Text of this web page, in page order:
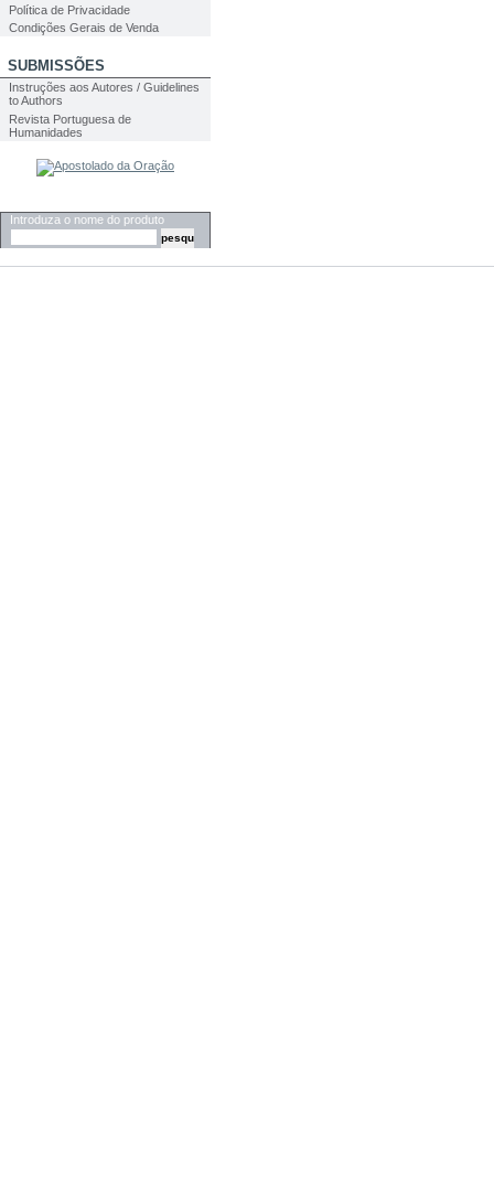
Política de Privacidade
Condições Gerais de Venda
SUBMISSÕES
Instruções aos Autores / Guidelines
to Authors
Revista Portuguesa de
Humanidades
Introduza o nome do produto